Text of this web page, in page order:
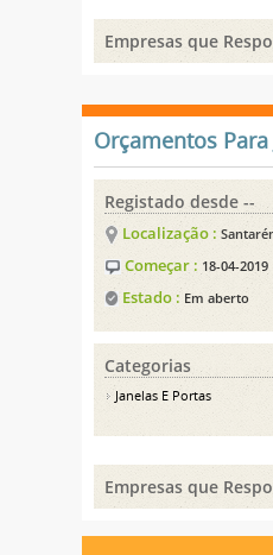
Empresas que
Orçamentos Para
Registado desde --
Localização :
Começar : 18-04-2019
Estado : Em aberto
Categorias
Janelas E Portas
Empresas que